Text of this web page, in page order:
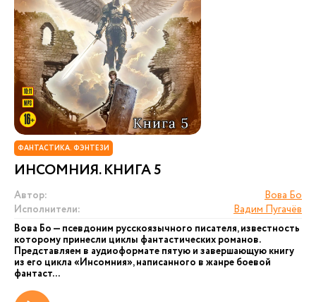
ФАНТАСТИКА. ФЭНТЕЗИ
ИНСОМНИЯ. КНИГА 5
Автор:
Вова Бо
Исполнители:
Вадим Пугачёв
Вова Бо — псевдоним русскоязычного писателя, известность
которому принесли циклы фантастических романов.
Представляем в аудиоформате пятую и завершающую книгу
из его цикла «Инсомния», написанного в жанре боевой
фантаст...